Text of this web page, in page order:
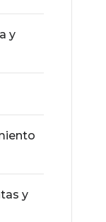
y
y